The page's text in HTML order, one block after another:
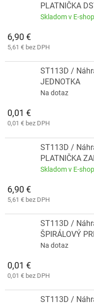
PLATNIČKA
Skladom v E-
6,90 €
5,61 € bez DPH
ST113D /
JEDNOTKA
Na dotaz
0,01 €
0,01 € bez DPH
ST113D /
PLATNIČKA
Skladom v E-
6,90 €
5,61 € bez DPH
ST113D /
ŠPIRÁLOVÝ
Na dotaz
0,01 €
0,01 € bez DPH
ST113D /